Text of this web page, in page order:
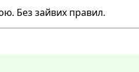
Без зайвих правил.